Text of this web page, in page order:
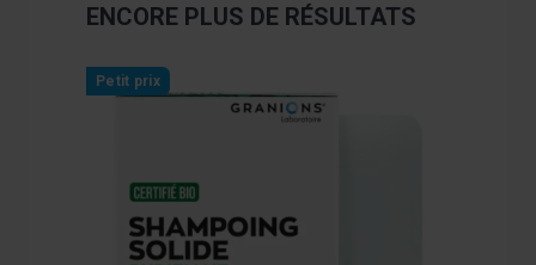
ENCORE PLUS DE RÉSULTATS
Navigating through the elements of the carousel is
Press to skip carousel
Press to go to carousel navigation
Petit prix